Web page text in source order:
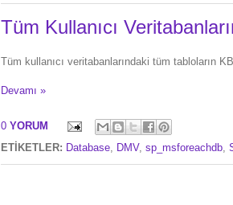
Tüm Kullanıcı
Tüm kullanıcı veritabanlarındaki tüm tabloların
Devamı »
0 YORUM
ETİKETLER: Database DMV, sp_msforeachdb